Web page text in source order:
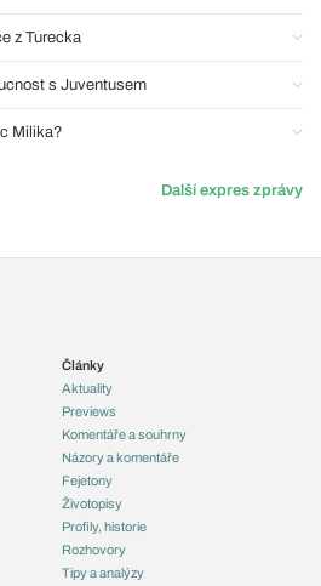
z Turecka
s Juventusem
Milika?
Další expres zprávy
Články
Aktuality
Previews
Komentáře a souhrny
Názory a komentáře
Fejetony
Životopisy
Profily, historie
Rozhovory
Tipy a analýzy